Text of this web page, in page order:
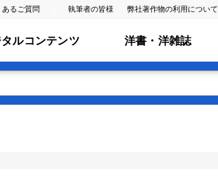
あるご質問 執筆者の皆様 弊社著作物の利用について
ルコンテンツ 洋書・洋雑誌